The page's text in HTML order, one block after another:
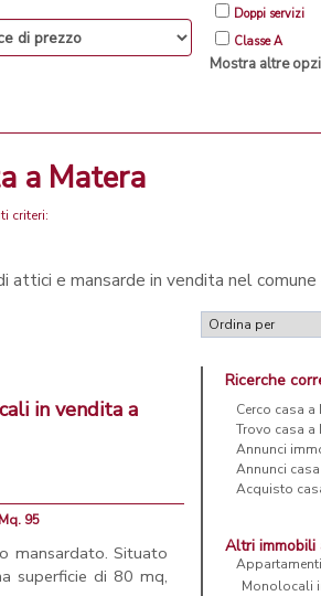
Doppi servizi
Classe A
Mostra altre
a Matera
criteri:
attici e mansarde in vendita nel comune
in vendita a
Mq. 95
mansardato. Situato
superficie di 80 mq,
Ricerche
Cerco casa a
Trovo casa a
Annunci
Annunci
Acquisto
Altri immobili
Monolocali